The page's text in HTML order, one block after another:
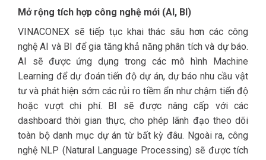
Mở rộng tích hợp công nghệ mới (AI, BI)
VINACONEX sẽ tiếp tục khai thác sâu hơn các công
nghệ AI và BI để gia tăng khả năng phân tích và dự báo.
AI sẽ được ứng dụng trong các mô hình Machine
Learning để dự đoán tiến độ dự án, dự báo nhu cầu vật
tư và phát hiện sớm các rủi ro tiềm ẩn như chậm tiến độ
hoặc vượt chi phí. BI sẽ được nâng cấp với các
dashboard thời gian thực, cho phép lãnh đạo theo dõi
toàn bộ danh mục dự án từ bất kỳ đâu. Ngoài ra, công
nghệ NLP (Natural Language Processing) sẽ được tích